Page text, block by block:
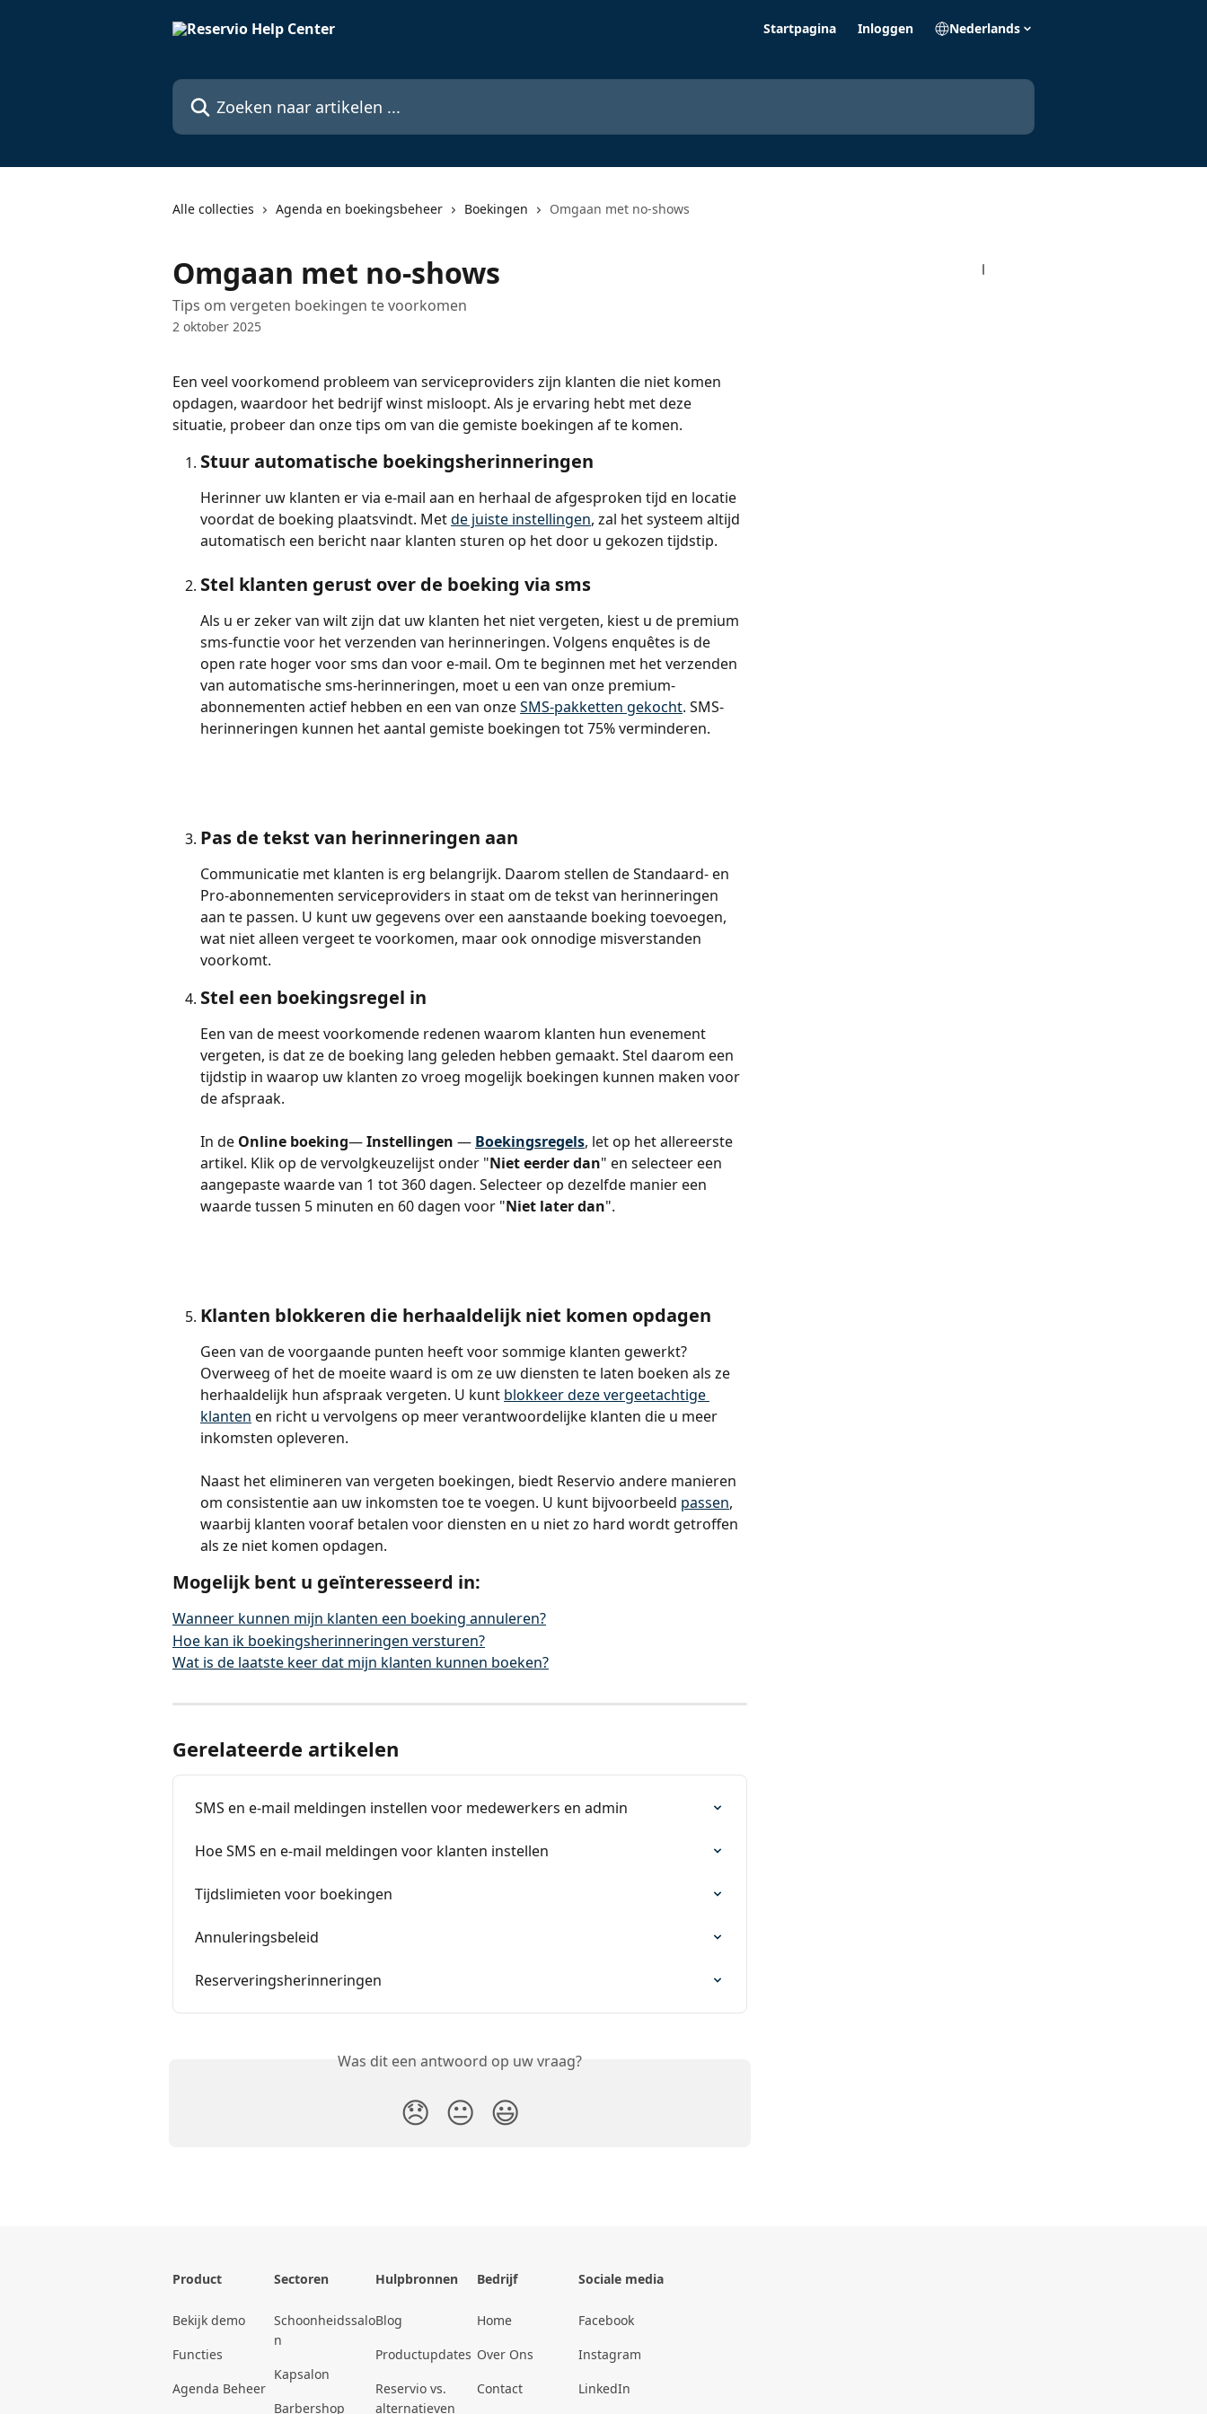
Startpagina Inloggen Nederlands
Zoeken naar artikelen ...
Alle collecties Agenda en boekingsbeheer Boekingen Omgaan met no-shows
Omgaan met no-shows
Tips om vergeten boekingen te voorkomen
2 oktober 2025
Een veel voorkomend probleem van serviceproviders zijn klanten die niet komen
opdagen, waardoor het bedrijf winst misloopt. Als je ervaring hebt met deze
situatie, probeer dan onze tips om van die gemiste boekingen af te komen.
Stuur automatische boekingsherinneringen
Herinner uw klanten er via e-mail aan en herhaal de afgesproken tijd en locatie
voordat de boeking plaatsvindt. Met de juiste instellingen, zal het systeem altijd
automatisch een bericht naar klanten sturen op het door u gekozen tijdstip.
Stel klanten gerust over de boeking via sms
Als u er zeker van wilt zijn dat uw klanten het niet vergeten, kiest u de premium
sms-functie voor het verzenden van herinneringen. Volgens enquêtes is de
open rate hoger voor sms dan voor e-mail. Om te beginnen met het verzenden
van automatische sms-herinneringen, moet u een van onze premium-
abonnementen actief hebben en een van onze SMS-pakketten gekocht. SMS-
herinneringen kunnen het aantal gemiste boekingen tot 75% verminderen.
Pas de tekst van herinneringen aan
Communicatie met klanten is erg belangrijk. Daarom stellen de Standaard- en
Pro-abonnementen serviceproviders in staat om de tekst van herinneringen
aan te passen. U kunt uw gegevens over een aanstaande boeking toevoegen,
wat niet alleen vergeet te voorkomen, maar ook onnodige misverstanden
voorkomt.
Stel een boekingsregel in
Een van de meest voorkomende redenen waarom klanten hun evenement
vergeten, is dat ze de boeking lang geleden hebben gemaakt. Stel daarom een
tijdstip in waarop uw klanten zo vroeg mogelijk boekingen kunnen maken voor
de afspraak.
In de Online boeking— Instellingen — Boekingsregels, let op het allereerste
artikel. Klik op de vervolgkeuzelijst onder "Niet eerder dan" en selecteer een
aangepaste waarde van 1 tot 360 dagen. Selecteer op dezelfde manier een
waarde tussen 5 minuten en 60 dagen voor "Niet later dan".
Klanten blokkeren die herhaaldelijk niet komen opdagen
Geen van de voorgaande punten heeft voor sommige klanten gewerkt?
Overweeg of het de moeite waard is om ze uw diensten te laten boeken als ze
herhaaldelijk hun afspraak vergeten. U kunt blokkeer deze vergeetachtige
klanten en richt u vervolgens op meer verantwoordelijke klanten die u meer
inkomsten opleveren.
Naast het elimineren van vergeten boekingen, biedt Reservio andere manieren
om consistentie aan uw inkomsten toe te voegen. U kunt bijvoorbeeld passen,
waarbij klanten vooraf betalen voor diensten en u niet zo hard wordt getroffen
als ze niet komen opdagen.
Mogelijk bent u geïnteresseerd in:
Wanneer kunnen mijn klanten een boeking annuleren?
Hoe kan ik boekingsherinneringen versturen?
Wat is de laatste keer dat mijn klanten kunnen boeken?
Gerelateerde artikelen
SMS en e-mail meldingen instellen voor medewerkers en admin
Hoe SMS en e-mail meldingen voor klanten instellen
Tijdslimieten voor boekingen
Annuleringsbeleid
Reserveringsherinneringen
Was dit een antwoord op uw vraag?
😞 😐 😃
Product
Bekijk demo
Functies
Agenda Beheer
Sectoren
Schoonheidssalo
n
Kapsalon
Barbershop
Hulpbronnen
Blog
Productupdates
Reservio vs.
alternatieven
Bedrijf
Home
Over Ons
Contact
Sociale media
Facebook
Instagram
LinkedIn